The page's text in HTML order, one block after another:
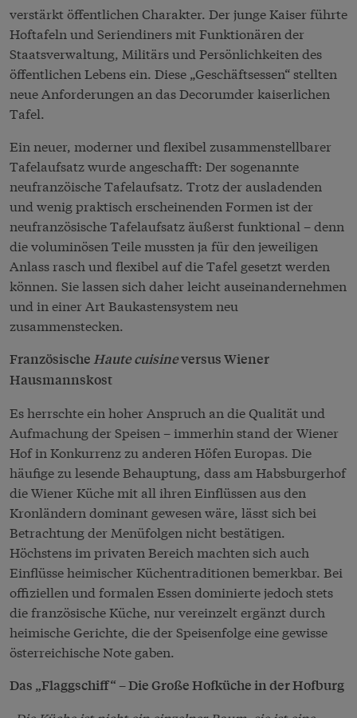
verstärkt öffentlichen Charakter. Der junge Kaiser führte
Hoftafeln und Seriendiners mit Funktionären der
Staatsverwaltung, Militärs und Persönlichkeiten des
öffentlichen Lebens ein. Diese „Geschäftsessen“ stellten
neue Anforderungen an das Decorumder kaiserlichen
Tafel.
Ein neuer, moderner und flexibel zusammenstellbarer
Tafelaufsatz wurde angeschafft: Der sogenannte
neufranzöische Tafelaufsatz. Trotz der ausladenden
und wenig praktisch erscheinenden Formen ist der
neufranzösische Tafelaufsatz äußerst funktional – denn
die voluminösen Teile mussten ja für den jeweiligen
Anlass rasch und flexibel auf die Tafel gesetzt werden
können. Sie lassen sich daher leicht auseinandernehmen
und in einer Art Baukastensystem neu
zusammenstecken.
FranzösischeHaute cuisineversus Wiener
Hausmannskost
Es herrschte ein hoher Anspruch an die Qualität und
Aufmachung der Speisen – immerhin stand der Wiener
Hof in Konkurrenz zu anderen Höfen Europas. Die
häufige zu lesende Behauptung, dass am Habsburgerhof
die Wiener Küche mit all ihren Einflüssen aus den
Kronländern dominant gewesen wäre, lässt sich bei
Betrachtung der Menüfolgen nicht bestätigen.
Höchstens im privaten Bereich machten sich auch
Einflüsse heimischer Küchentraditionen bemerkbar. Bei
offiziellen und formalen Essen dominierte jedoch stets
die französische Küche, nur vereinzelt ergänzt durch
heimische Gerichte, die der Speisenfolge eine gewisse
österreichische Note gaben.
Das „Flaggschiff“ – Die Große Hofküche in der Hofburg